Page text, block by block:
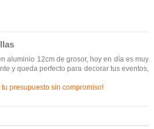
aluminio 12cm de grosor, hoy en día es muy
y queda perfecto para decorar tus eventos,
presupuesto sin compromiso!